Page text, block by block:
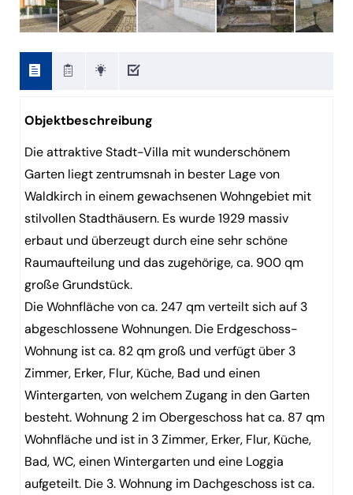
Objektbeschreibung
Die attraktive Stadt-Villa mit wunderschönem
Garten liegt zentrumsnah in bester Lage von
Waldkirch in einem gewachsenen Wohngebiet mit
stilvollen Stadthäusern. Es wurde 1929 massiv
erbaut und überzeugt durch eine sehr schöne
Raumaufteilung und das zugehörige, ca. 900 qm
große Grundstück.
Die Wohnfläche von ca. 247 qm verteilt sich auf 3
abgeschlossene Wohnungen. Die Erdgeschoss-
Wohnung ist ca. 82 qm groß und verfügt über 3
Zimmer, Erker, Flur, Küche, Bad und einen
Wintergarten, von welchem Zugang in den Garten
besteht. Wohnung 2 im Obergeschoss hat ca. 87 qm
Wohnfläche und ist in 3 Zimmer, Erker, Flur, Küche,
Bad, WC, einen Wintergarten und eine Loggia
aufgeteilt. Die 3. Wohnung im Dachgeschoss ist ca.